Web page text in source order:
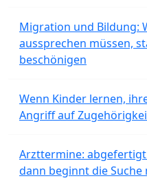
Migration und Bildung:
aussprechen müssen,
beschönigen
Wenn Kinder lernen,
Angriff auf
Arzttermine:
dann beginnt die